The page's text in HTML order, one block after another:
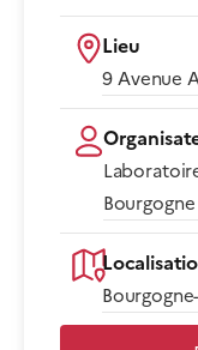
Lieu
9 Avenue
Bourgogne